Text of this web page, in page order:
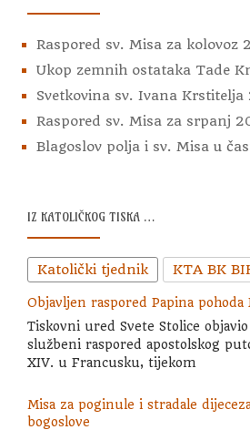
Raspored sv. Misa za kolovoz
Ukop zemnih ostataka Tade
Svetkovina sv. Ivana
Raspored sv. Misa za srpanj
Blagoslov polja i sv. Misa u
IZ KATOLIČKOG TISKA …
Katolički tjednik KTA BK
Objavljen raspored Papina pohoda
Tiskovni ured Svete Stolice
službeni raspored apostolskog
XIV. u Francusku, tijekom
Misa za poginule i stradale
bogoslove